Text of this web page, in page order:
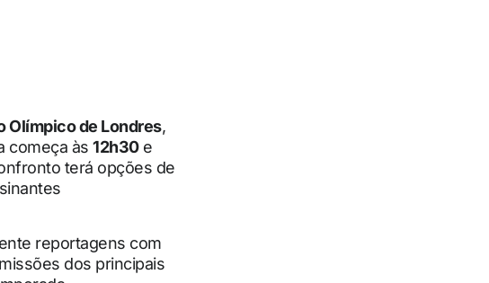
Olímpico de Londres,
começa às 12h30e
terá opções de
reportagens com
dos principais